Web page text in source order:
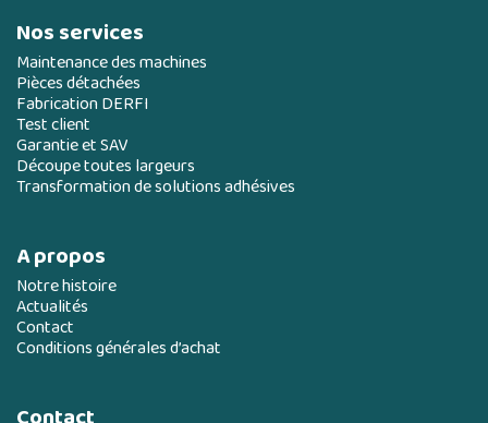
Nos services
Maintenance des machines
Pièces détachées
Fabrication DERFI
Test client
Garantie et SAV
Découpe toutes largeurs
Transformation de solutions adhésives
A propos
Notre histoire
Actualités
Contact
Conditions générales d’achat